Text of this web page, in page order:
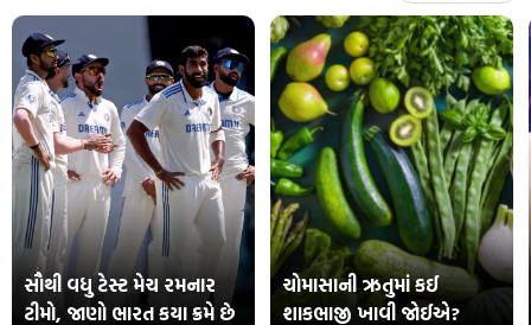
સૌથી વધુ ટેસ્ટ મેચ રમનાર
ટીમો, જાણો ભારત કયા ક્રમે છે
ચોમાસાની ઋતુમાં કઈ
શાકભાજી ખાવી જોઈએ?